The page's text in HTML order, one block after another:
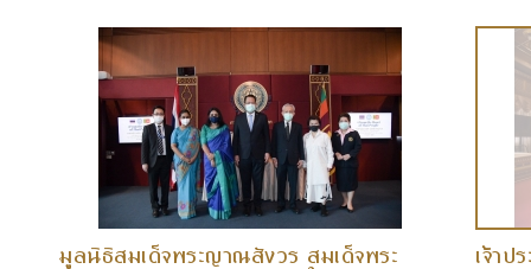
มูลนิธิสมเด็จพระญาณสังวร สมเด็จพระ
เจ้าป